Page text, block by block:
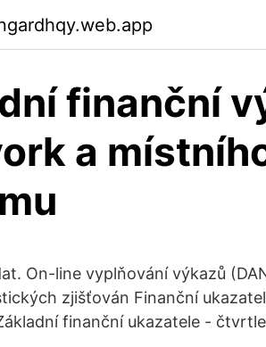
finanční
a
On-line vyplňování výkazů
zjišťován Finanční
finanční ukazatele -